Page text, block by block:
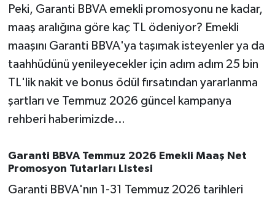
Peki, Garanti BBVA emekli promosyonu ne kadar,
maaş aralığına göre kaç TL ödeniyor? Emekli
maaşını Garanti BBVA'ya taşımak isteyenler ya da
taahhüdünü yenileyecekler için adım adım 25 bin
TL'lik nakit ve bonus ödül fırsatından yararlanma
şartları ve Temmuz 2026 güncel kampanya
rehberi haberimizde…
Garanti BBVA Temmuz 2026 Emekli Maaş Net
Promosyon Tutarları Listesi
Garanti BBVA'nın 1-31 Temmuz 2026 tarihleri
Manyas
OLAY
OTOMOTİV
Resmi İlanlar
SAĞLIK
Savaştepe